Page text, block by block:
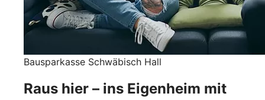
Bausparkasse Schwäbisch Hall
Raus hier – ins Eigenheim mit